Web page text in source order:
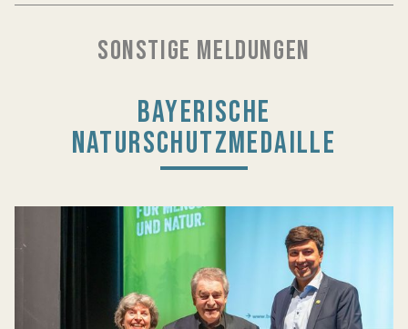
SONSTIGE MELDUNGEN
BAYERISCHE
NATURSCHUTZMEDAILLE